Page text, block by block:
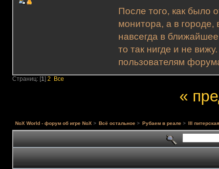
После того, как было
монитора, а в
навсегда в
то так нигде и не
пользователям
Страниц: [1] 2 Все
«
NoX World - форум об игре NoX > Всё остальное > Рубаем в реале > III